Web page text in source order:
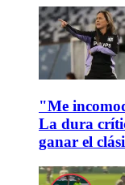
"Me
La dura
ganar el